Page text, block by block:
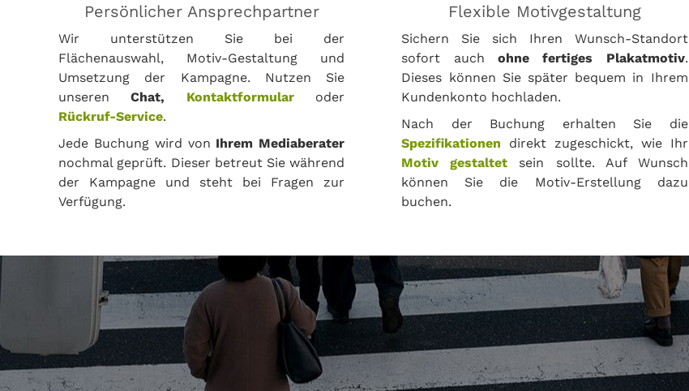
Persönlicher Ansprechpartner
Wir unterstützen Sie bei der
Flächenauswahl, Motiv-Gestaltung und
Umsetzung der Kampagne. Nutzen Sie
unserenChat, Kontaktformularoder
Rückruf-Service.
Jede Buchung wird von Ihrem Mediaberater
nochmal geprüft. Dieser betreut Sie während
der Kampagne und steht bei Fragen zur
Verfügung.
Flexible Motivgestaltung
Sichern Sie sich Ihren Wunsch-Standort
sofort auch ohne fertiges Plakatmotiv.
Dieses können Sie später bequem in Ihrem
Kundenkonto hochladen.
Nach der Buchung erhalten Sie die
Spezifikationen direkt zugeschickt, wie Ihr
Motiv gestaltet sein sollte. Auf Wunsch
können Sie die Motiv-Erstellung dazu
buchen.